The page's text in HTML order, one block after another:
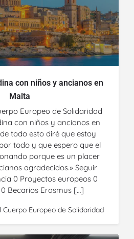
con niños y ancianos en
Malta
Europeo de Solidaridad
con niños y ancianos en
todo esto diré que estoy
todo y que espero que el
porque es un placer
agradecidos.» Seguir
0 Proyectos europeos 0
Becarios Erasmus […]
Cuerpo Europeo de Solidaridad